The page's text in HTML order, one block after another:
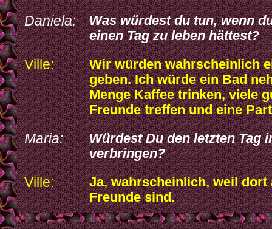
Daniela:
Was würdest du tun, wenn
einen Tag zu leben hättest?
Ville:
Wir würden wahrscheinlich
geben. Ich würde ein Bad
Menge Kaffee trinken, viele
Freunde treffen und eine
Maria:
Würdest Du den letzten Tag
verbringen?
Ville:
Ja, wahrscheinlich, weil dort
Freunde sind.